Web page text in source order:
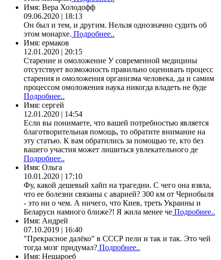
Имя: Вера Холодофф
09.06.2020 | 18:13
Он был и тем, и другим. Нельзя однозначно судить об
этом монархе. Подробнее..
Имя: ермаков
12.01.2020 | 20:15
Старение и омоложение У современной медицины
отсутствует возможность правильно оценивать процесс
старения и омоложения организма человека, да и самим
процессом омоложения наука никогда владеть не буде
Подробнее..
Имя: сергей
12.01.2020 | 14:54
Если вы понимаете, что вашей потребностью является
благотворительная помощь, то обратите внимание на
эту статью. К вам обратились за помощью те, кто без
вашего участия может лишиться увлекательного де
Подробнее..
Имя: Ольга
10.01.2020 | 17:10
Фу, какой дешевый хайп на трагедии. С чего она взяла,
что ее болезни связаны с аварией? 300 км от Чернобыля
- это ни о чем. А ничего, что Киев, треть Украины и
Беларуси намного ближе?! Я жила менее че Подробнее..
Имя: Андрей
07.10.2019 | 16:40
"Прекрасное далёко" в СССР пели и так и так. Это чей
тогда мозг придумал? Подробнее..
Имя: Нешароеб